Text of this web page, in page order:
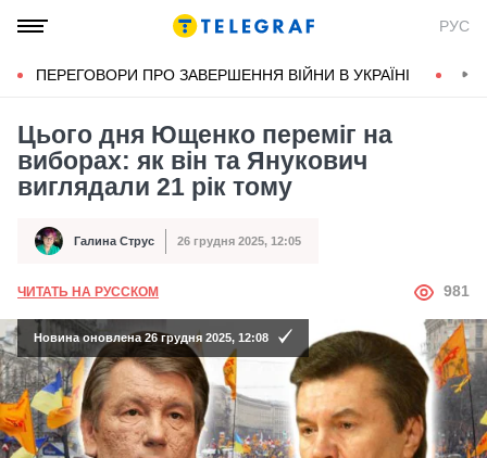
РУС
ПЕРЕГОВОРИ ПРО ЗАВЕРШЕННЯ ВІЙНИ В УКРАЇНІ
Цього дня Ющенко переміг на
виборах: як він та Янукович
виглядали 21 рік тому
Автор Галина Струс
Дата публікації 26 грудня 2025, 12:05
ЧИТАТЬ НА РУССКОМ АВТОР
981
Новина оновлена 26 грудня 2025, 12:08